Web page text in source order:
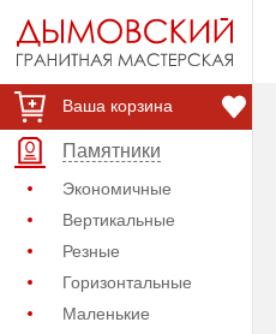
Ваша корзина
Памятники
Экономичные
Вертикальные
Резные
Горизонтальные
Маленькие